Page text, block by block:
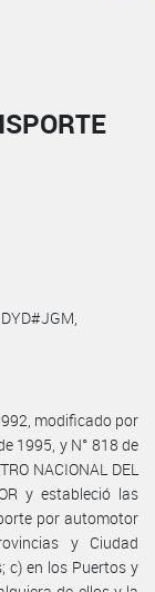
modificado por
1995, y N° 818 de
NACIONAL DEL
y estableció las
por automotor
y Ciudad
c) en los Puertos y